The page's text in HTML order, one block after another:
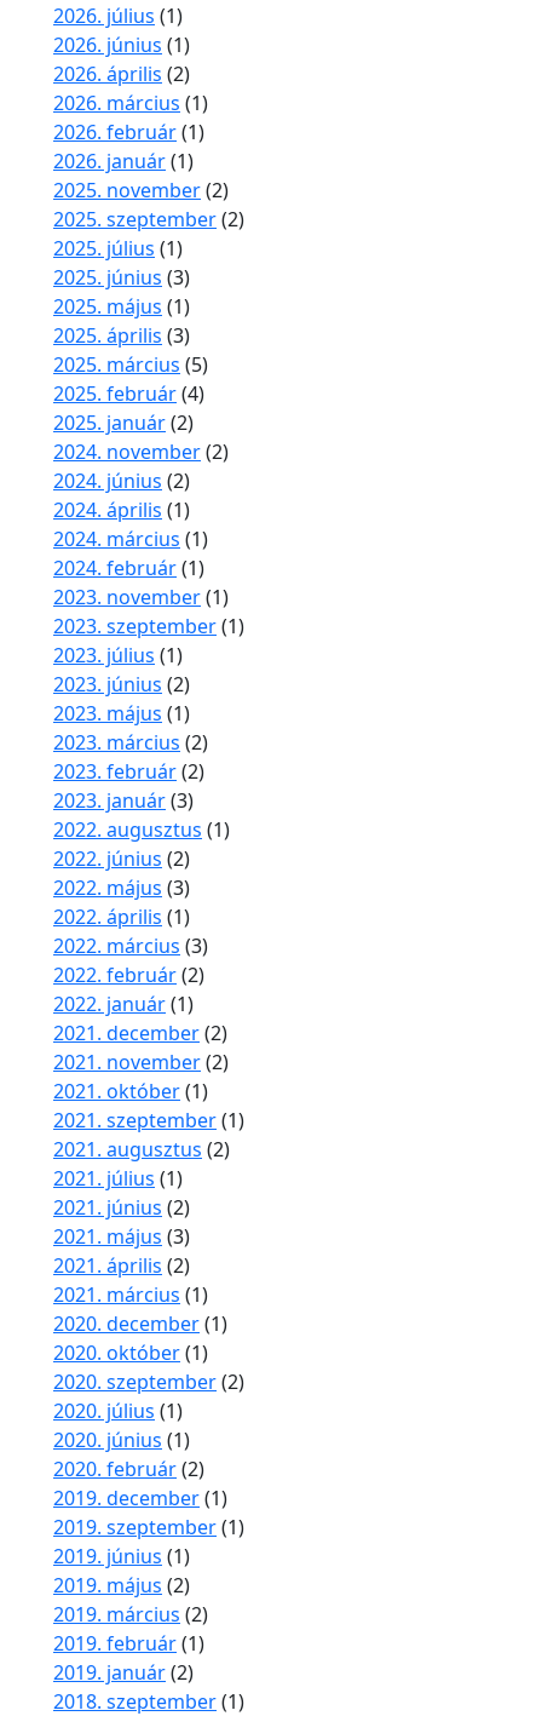
2026. július (1)
2026. június (1)
2026. április (2)
2026. március (1)
2026. február(1)
2026. január(1)
2025. november(2)
2025. szeptember(2)
2025. július (1)
2025. június (3)
2025. május (1)
2025. április (3)
2025. március (5)
2025. február(4)
2025. január(2)
2024. november(2)
2024. június (2)
2024. április (1)
2024. március (1)
2024. február(1)
2023. november(1)
2023. szeptember(1)
2023. július (1)
2023. június (2)
2023. május (1)
2023. március (2)
2023. február(2)
2023. január(3)
2022. augusztus (1)
2022. június (2)
2022. május (3)
2022. április (1)
2022. március (3)
2022. február(2)
2022. január(1)
2021. december(2)
2021. november(2)
2021. október(1)
2021. szeptember(1)
2021. augusztus (2)
2021. július (1)
2021. június (2)
2021. május (3)
2021. április (2)
2021. március (1)
2020. december(1)
2020. október(1)
2020. szeptember(2)
2020. július (1)
2020. június (1)
2020. február(2)
2019. december(1)
2019. szeptember(1)
2019. június (1)
2019. május (2)
2019. március (2)
2019. február(1)
2019. január(2)
2018. szeptember(1)